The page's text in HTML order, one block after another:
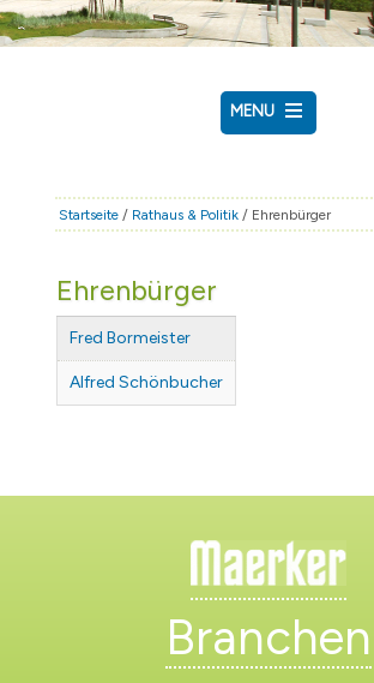
MENU
RATHAUS & POLITIK
FAMILIE & BILDUNG
BAUEN & WIRTSCHAFT
Startseite / Rathaus & Politik / Ehrenbürger
Ehrenbürger
Fred Bormeister
Alfred Schönbucher
Branchen